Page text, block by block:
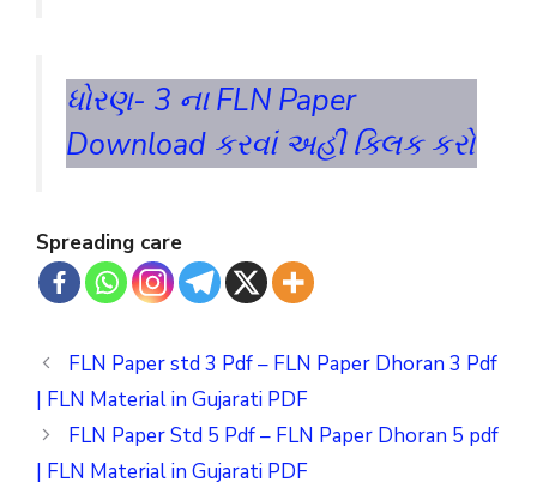
ધોરણ- 3 ના FLN Paper
Download કરવાં અહી ક્લિક કરો
Spreading care
FLN Paper std 3 Pdf – FLN Paper Dhoran 3 Pdf
| FLN Material in Gujarati PDF
FLN Paper Std 5 Pdf – FLN Paper Dhoran 5 pdf
| FLN Material in Gujarati PDF